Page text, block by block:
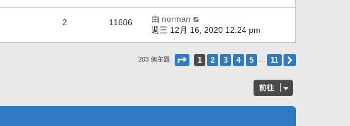
2 11606 由 norman
週三 12月 16, 2020 12:24 pm
203 個主題 1 頁 (共11 頁)
1 2 3 4 5 11
前往